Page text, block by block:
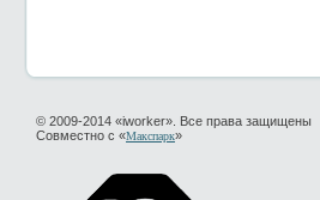
© 2009-2014 «iworker». Все права защищены
Совместно с «Макспарк»